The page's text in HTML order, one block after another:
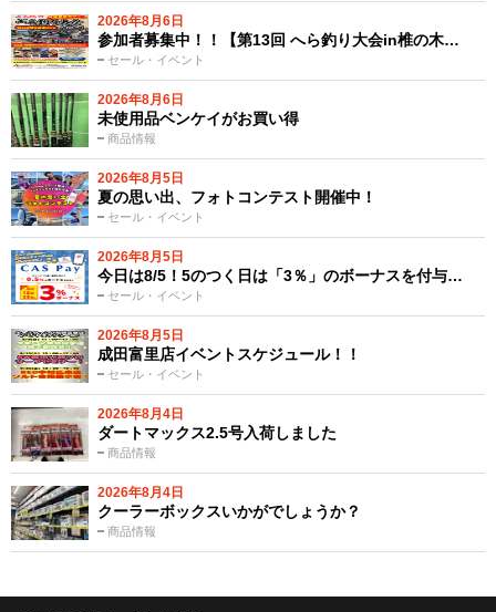
2026年8月6日
セール・イベント
参加者募集中！！【第13回 へら釣り大会in椎の木…
2026年8月6日
商品情報
未使用品ベンケイがお買い得
2026年8月5日
セール・イベント
夏の思い出、フォトコンテスト開催中！
2026年8月5日
セール・イベント
今日は8/5！5のつく日は「3％」のボーナスを付与…
2026年8月5日
セール・イベント
成田富里店イベントスケジュール！！
2026年8月4日
商品情報
ダートマックス2.5号入荷しました
2026年8月4日
商品情報
クーラーボックスいかがでしょうか？